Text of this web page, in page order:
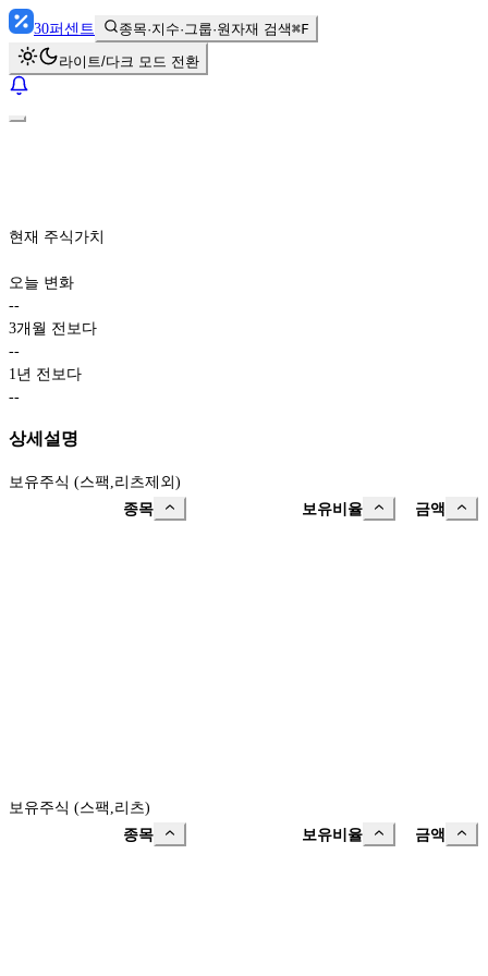
30퍼센트 종목·지수·그룹·원자재 검색⌘F
라이트/다크 모드 전환
현재 주식가치
오늘 변화
--
3개월 전보다
--
1년 전보다
--
상세설명
보유주식 (스팩,리츠제외)
종목
보유비율 금액
보유주식 (스팩,리츠)
종목
보유비율 금액